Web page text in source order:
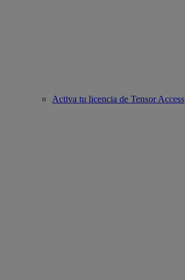
Activa tu licencia de Tensor Access